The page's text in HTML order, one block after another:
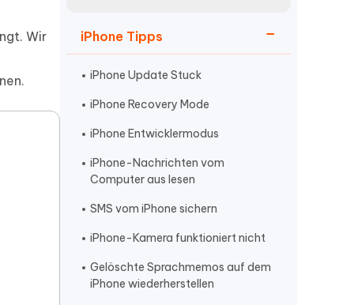
Mehr Nützliche Tipps
Starten
iPhone Tipps
iPhone Update Stuck
iPhone Recovery Mode
iPhone Entwicklermodus
iPhone-Nachrichten vom
Computer aus lesen
SMS vom iPhone sichern
iPhone-Kamera funktioniert nicht
Gelöschte Sprachmemos auf dem
iPhone wiederherstellen
Wir